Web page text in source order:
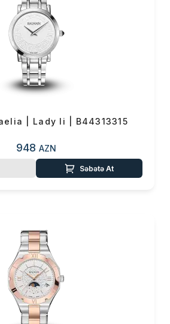
| Lady Ii | B44313315
948 AZN
Səbətə At
əlavə edildi
rəsmiləşdir
OK